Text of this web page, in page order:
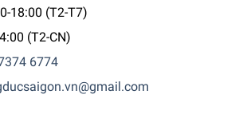
18:00 (T2-T7)
(T2-CN)
6774